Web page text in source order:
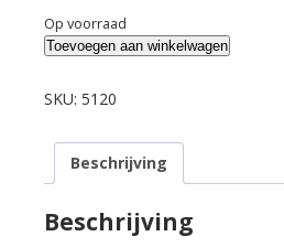
Op voorraad
Kruyff,
de.
aantal
Toevoegen aan winkelwagen
SKU: 5120
Beschrijving
Beschrijving